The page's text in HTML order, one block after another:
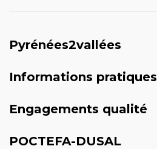
Pyrénées2vallées
Informations pratiques
Engagements qualité
POCTEFA-DUSAL